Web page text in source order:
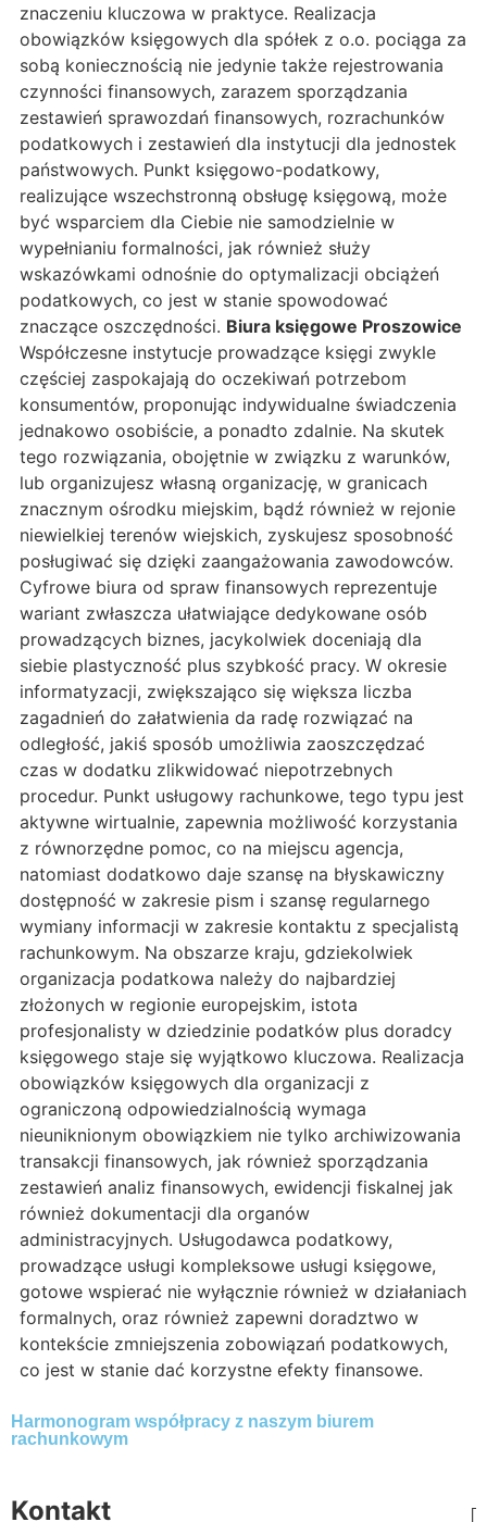
znaczeniu kluczowa w praktyce. Realizacja
obowiązków księgowych dla spółek z o.o. pociąga za
sobą koniecznością nie jedynie także rejestrowania
czynności finansowych, zarazem sporządzania
zestawień sprawozdań finansowych, rozrachunków
podatkowych i zestawień dla instytucji dla jednostek
państwowych. Punkt księgowo-podatkowy,
realizujące wszechstronną obsługę księgową, może
być wsparciem dla Ciebie nie samodzielnie w
wypełnianiu formalności, jak również służy
wskazówkami odnośnie do optymalizacji obciążeń
podatkowych, co jest w stanie spowodować
znaczące oszczędności. Biura księgowe Proszowice
Współczesne instytucje prowadzące księgi zwykle
częściej zaspokajają do oczekiwań potrzebom
konsumentów, proponując indywidualne świadczenia
jednakowo osobiście, a ponadto zdalnie. Na skutek
tego rozwiązania, obojętnie w związku z warunków,
lub organizujesz własną organizację, w granicach
znacznym ośrodku miejskim, bądź również w rejonie
niewielkiej terenów wiejskich, zyskujesz sposobność
posługiwać się dzięki zaangażowania zawodowców.
Cyfrowe biura od spraw finansowych reprezentuje
wariant zwłaszcza ułatwiające dedykowane osób
prowadzących biznes, jacykolwiek doceniają dla
siebie plastyczność plus szybkość pracy. W okresie
informatyzacji, zwiększająco się większa liczba
zagadnień do załatwienia da radę rozwiązać na
odległość, jakiś sposób umożliwia zaoszczędzać
czas w dodatku zlikwidować niepotrzebnych
procedur. Punkt usługowy rachunkowe, tego typu jest
aktywne wirtualnie, zapewnia możliwość korzystania
z równorzędne pomoc, co na miejscu agencja,
natomiast dodatkowo daje szansę na błyskawiczny
dostępność w zakresie pism i szansę regularnego
wymiany informacji w zakresie kontaktu z specjalistą
rachunkowym. Na obszarze kraju, gdziekolwiek
organizacja podatkowa należy do najbardziej
złożonych w regionie europejskim, istota
profesjonalisty w dziedzinie podatków plus doradcy
księgowego staje się wyjątkowo kluczowa. Realizacja
obowiązków księgowych dla organizacji z
ograniczoną odpowiedzialnością wymaga
nieuniknionym obowiązkiem nie tylko archiwizowania
transakcji finansowych, jak również sporządzania
zestawień analiz finansowych, ewidencji fiskalnej jak
również dokumentacji dla organów
administracyjnych. Usługodawca podatkowy,
prowadzące usługi kompleksowe usługi księgowe,
gotowe wspierać nie wyłącznie również w działaniach
formalnych, oraz również zapewni doradztwo w
kontekście zmniejszenia zobowiązań podatkowych,
co jest w stanie dać korzystne efekty finansowe.
Harmonogram współpracy z naszym biurem
rachunkowym
Kontakt